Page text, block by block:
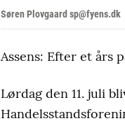
Søren Plovgaard sp@fyens.dk
Assens: Efter et års
Lørdag den 11. juli